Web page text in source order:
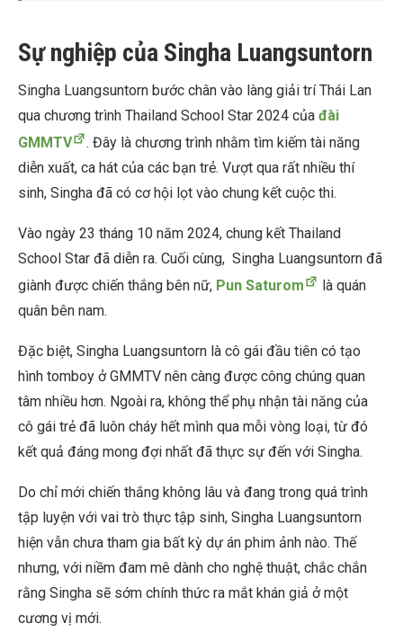
Sự nghiệp của Singha Luangsuntorn
Singha Luangsuntorn bước chân vào làng giải trí Thái Lan
qua chương trình Thailand School Star 2024 của đài
GMMTV
. Đây là chương trình nhằm tìm kiếm tài năng
diễn xuất, ca hát của các bạn trẻ. Vượt qua rất nhiều thí
sinh, Singha đã có cơ hội lọt vào chung kết cuộc thi.
Vào ngày 23 tháng 10 năm 2024, chung kết Thailand
School Star đã diễn ra. Cuối cùng, Singha Luangsuntorn đã
giành được chiến thắng bên nữ, Pun Saturom
là quán
quân bên nam.
Đặc biệt, Singha Luangsuntorn là cô gái đầu tiên có tạo
hình tomboy ở GMMTV nên càng được công chúng quan
tâm nhiều hơn. Ngoài ra, không thể phụ nhận tài năng của
cô gái trẻ đã luôn cháy hết mình qua mỗi vòng loại, từ đó
kết quả đáng mong đợi nhất đã thực sự đến với Singha.
Do chỉ mới chiến thắng không lâu và đang trong quá trình
tập luyện với vai trò thực tập sinh, Singha Luangsuntorn
hiện vẫn chưa tham gia bất kỳ dự án phim ảnh nào. Thế
nhưng, với niềm đam mê dành cho nghệ thuật, chắc chắn
rằng Singha sẽ sớm chính thức ra mắt khán giả ở một
cương vị mới.